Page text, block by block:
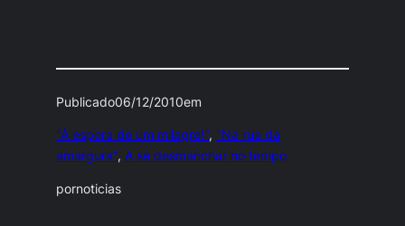
Publicado06/12/2010em
"À espera de um milagre!", "Na rua da
amargura", A se desmanchar no tempo
pornoticias